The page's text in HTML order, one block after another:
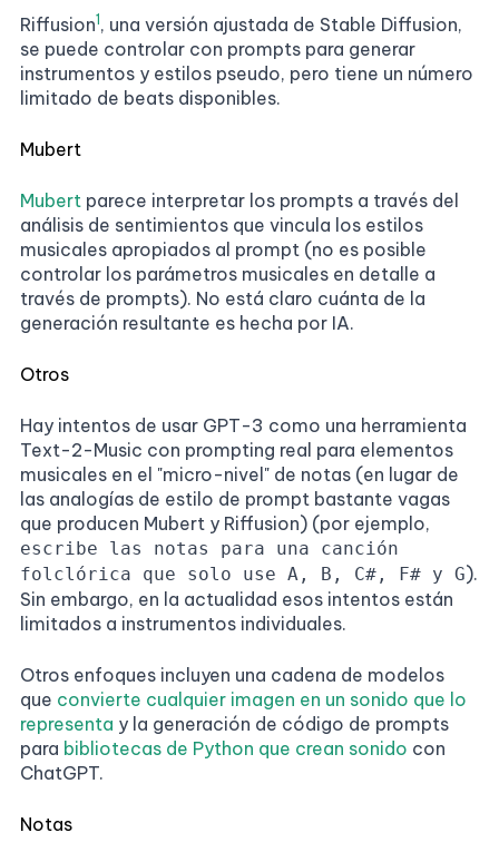
Riffusion1 , una versión ajustada de Stable Diffusion,
se puede controlar con prompts para generar
instrumentos y estilos pseudo, pero tiene un número
limitado de beats disponibles.
Mubert
Mubert parece interpretar los prompts a través del
análisis de sentimientos que vincula los estilos
musicales apropiados al prompt (no es posible
controlar los parámetros musicales en detalle a
través de prompts). No está claro cuánta de la
generación resultante es hecha por IA.
Otros
Hay intentos de usar GPT-3 como una herramienta
Text-2-Music con prompting real para elementos
musicales en el "micro-nivel" de notas (en lugar de
las analogías de estilo de prompt bastante vagas
que producen Mubert y Riffusion) (por ejemplo,
escribe las notas para una canción
folclórica que solo use A, B, C#, F# y G).
Sin embargo, en la actualidad esos intentos están
limitados a instrumentos individuales.
Otros enfoques incluyen una cadena de modelos
que convierte cualquier imagen en un sonido que lo
representa y la generación de código de prompts
para bibliotecas de Python que crean sonido con
ChatGPT.
Notas